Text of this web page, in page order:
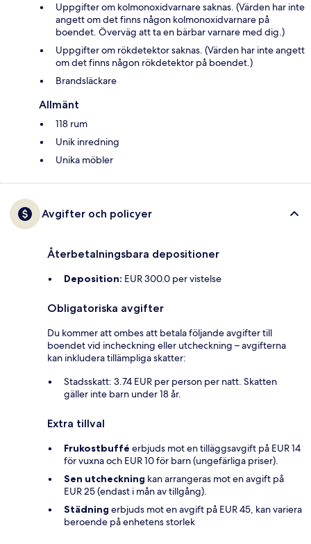
Uppgifter om kolmonoxidvarnare saknas. (Värden har inte
angett om det finns någon kolmonoxidvarnare på
boendet. Överväg att ta en bärbar varnare med dig.)
Uppgifter om rökdetektor saknas. (Värden har inte angett
om det finns någon rökdetektor på boendet.)
Brandsläckare
Allmänt
118 rum
Unik inredning
Unika möbler
Avgifter och policyer
Återbetalningsbara depositioner
Deposition: EUR 300.0 per vistelse
Obligatoriska avgifter
Du kommer att ombes att betala följande avgifter till
boendet vid incheckning eller utcheckning – avgifterna
kan inkludera tillämpliga skatter:
Stadsskatt: 3.74 EUR per person per natt. Skatten
gäller inte barn under 18 år.
Extra tillval
Frukostbuffé erbjuds mot en tilläggsavgift på EUR 14
för vuxna och EUR 10 för barn (ungefärliga priser).
Sen utcheckning kan arrangeras mot en avgift på
EUR 25 (endast i mån av tillgång).
Städning erbjuds mot en avgift på EUR 45, kan variera
beroende på enhetens storlek